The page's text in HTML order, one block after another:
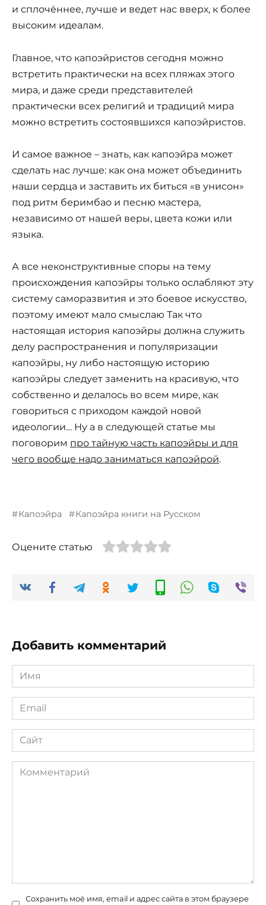
и сплочённее, лучше и ведет нас вверх, к более
высоким идеалам.
Главное, что капоэйристов сегодня можно
встретить практически на всех пляжах этого
мира, и даже среди представителей
практически всех религий и традиций мира
можно встретить состоявшихся капоэйристов.
И самое важное – знать, как капоэйра может
сделать нас лучше: как она может объединить
наши сердца и заставить их биться «в унисон»
под ритм беримбао и песню мастера,
независимо от нашей веры, цвета кожи или
языка.
А все неконструктивные споры на тему
происхождения капоэйры только ослабляют эту
систему саморазвития и это боевое искусство,
поэтому имеют мало смыслаю Так что
настоящая история капоэйры должна служить
делу распространения и популяризации
капоэйры, ну либо настоящую историю
капоэйры следует заменить на красивую, что
собственно и делалось во всем мире, как
говориться с приходом каждой новой
идеологии… Ну а в следующей статье мы
поговорим про тайную часть капоэйры и для
чего вообще надо заниматься капоэйрой.
Капоэйра Капоэйра книги на Русском
Оцените статью
Добавить комментарий
Имя
*
Email
*
Сайт
Комментарий
Сохранить моё имя, email и адрес сайта в этом браузере